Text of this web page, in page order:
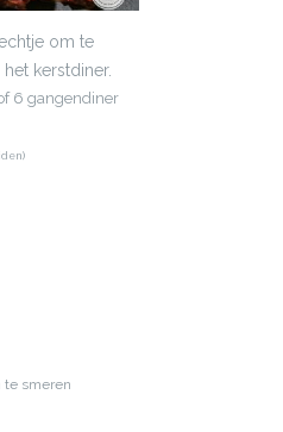
om te
kerstdiner.
6 gangendiner
te smeren